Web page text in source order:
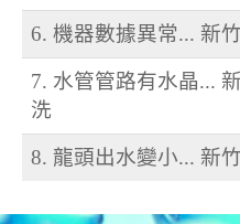
6. 機器數據異常... 新
7. 水管管路有水晶...
洗
8. 龍頭出水變小... 新